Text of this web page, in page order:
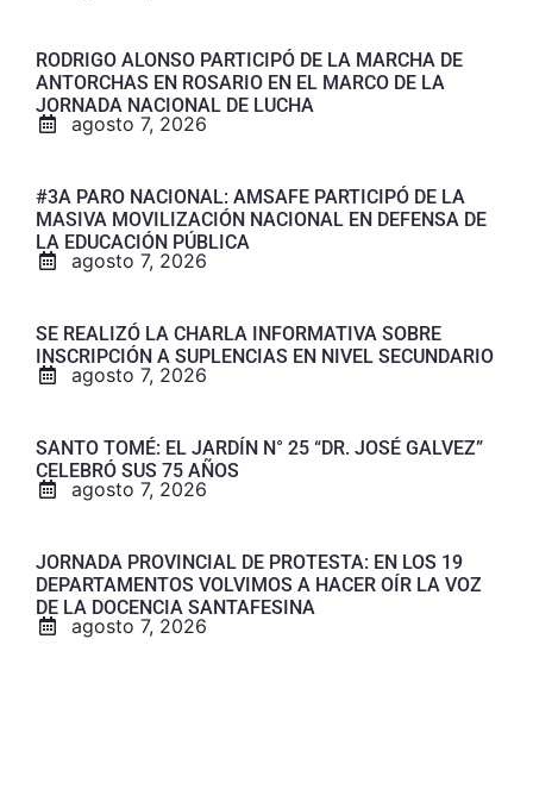
RODRIGO ALONSO PARTICIPÓ DE LA MARCHA DE
ANTORCHAS EN ROSARIO EN EL MARCO DE LA
JORNADA NACIONAL DE LUCHA
agosto 7, 2026
#3A PARO NACIONAL: AMSAFE PARTICIPÓ DE LA
MASIVA MOVILIZACIÓN NACIONAL EN DEFENSA DE
LA EDUCACIÓN PÚBLICA
agosto 7, 2026
SE REALIZÓ LA CHARLA INFORMATIVA SOBRE
INSCRIPCIÓN A SUPLENCIAS EN NIVEL SECUNDARIO
agosto 7, 2026
SANTO TOMÉ: EL JARDÍN N° 25 “DR. JOSÉ GALVEZ”
CELEBRÓ SUS 75 AÑOS
agosto 7, 2026
JORNADA PROVINCIAL DE PROTESTA: EN LOS 19
DEPARTAMENTOS VOLVIMOS A HACER OÍR LA VOZ
DE LA DOCENCIA SANTAFESINA
agosto 7, 2026